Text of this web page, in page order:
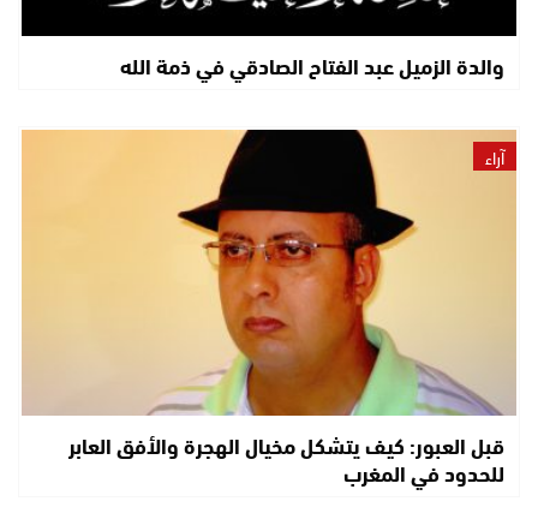
والدة الزميل عبد الفتاح الصادقي في ذمة الله
آراء
قبل العبور: كيف يتشكل مخيال الهجرة والأفق العابر
للحدود في المغرب